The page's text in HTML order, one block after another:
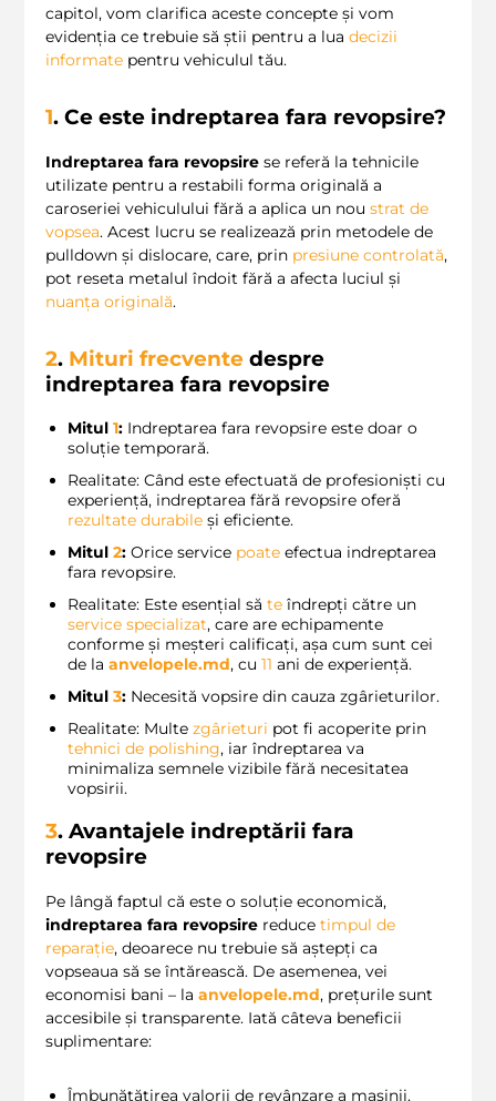
capitol, vom clarifica aceste concepte și vom
evidenția ce trebuie să știi pentru a lua decizii
informate pentru vehiculul tău.
1. Ce este indreptarea fara revopsire?
Indreptarea fara revopsire se referă la tehnicile
utilizate pentru a restabili forma originală a
caroseriei vehiculului fără a aplica un nou strat de
vopsea. Acest lucru se realizează prin metodele de
pulldown și dislocare, care, prin presiune controlată,
pot reseta metalul îndoit fără a afecta luciul și
nuanța originală.
2. Mituri frecvente despre
indreptarea fara revopsire
Mitul 1: Indreptarea fara revopsire este doar o
soluție temporară.
Realitate: Când este efectuată de profesioniști cu
experiență, indreptarea fără revopsire oferă
rezultate durabile și eficiente.
Mitul 2: Orice service poate efectua indreptarea
fara revopsire.
Realitate: Este esențial să te îndrepți către un
service specializat, care are echipamente
conforme și meșteri calificați, așa cum sunt cei
de la anvelopele.md, cu 11 ani de experiență.
Mitul 3: Necesită vopsire din cauza zgârieturilor.
Realitate: Multe zgârieturi pot fi acoperite prin
tehnici de polishing, iar îndreptarea va
minimaliza semnele vizibile fără necesitatea
vopsirii.
3. Avantajele indreptării fara
revopsire
Pe lângă faptul că este o soluție economică,
indreptarea fara revopsire reduce timpul de
reparație, deoarece nu trebuie să aștepți ca
vopseaua să se întărească. De asemenea, vei
economisi bani – la anvelopele.md, prețurile sunt
accesibile și transparente. Iată câteva beneficii
suplimentare:
Îmbunătățirea valorii de revânzare a mașinii,